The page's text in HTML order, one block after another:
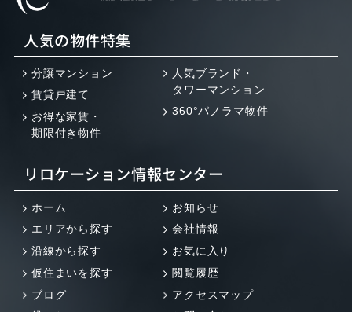
人気の物件特集
分譲マンション
賃貸戸建て
お得な家賃・
期限付き物件
人気ブランド・
タワーマンション
360°パノラマ物件
リロケーション情報センター
ホーム
エリアから探す
沿線から探す
仮住まいを探す
ブログ
お知らせ
会社情報
お気に入り
閲覧履歴
アクセスマップ